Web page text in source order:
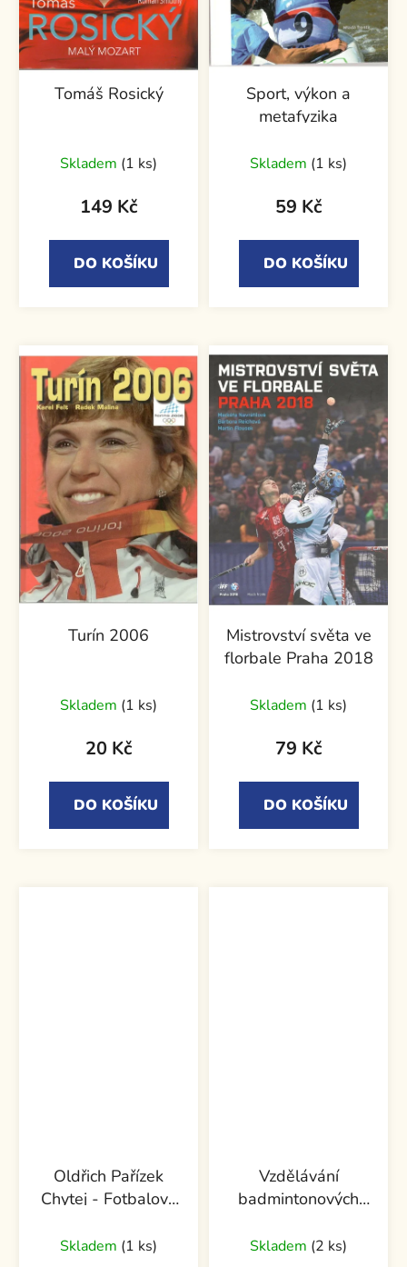
Tomáš Rosický
Skladem (1 ks)
149 Kč
DO KOŠÍKU
Sport, výkon a
metafyzika
Skladem (1 ks)
59 Kč
DO KOŠÍKU
Turín 2006
Skladem (1 ks)
20 Kč
DO KOŠÍKU
Mistrovství světa ve
florbale Praha 2018
Skladem (1 ks)
79 Kč
DO KOŠÍKU
Oldřich Pařízek
Chytej - Fotbalové
hodnocení
Skladem (1 ks)
Vzdělávání
badmintonových
příručka
Skladem (2 ks)